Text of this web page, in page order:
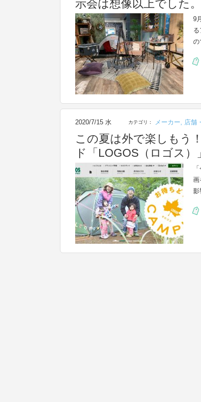
示会は想像以上でした。
9
の
2020/7/15 水 カテゴリ： メーカー, 店舗
この夏は外で楽しもう
ド「LOGOS（ロゴス）
画
影